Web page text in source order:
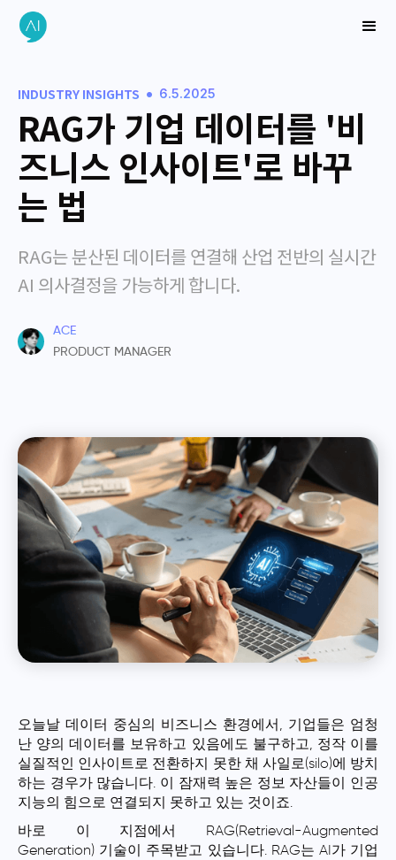
INDUSTRY INSIGHTS • 6.5.2025
RAG가 기업 데이터를 '비
즈니스 인사이트'로 바꾸
는 법
RAG는 분산된 데이터를 연결해 산업 전반의 실시간
AI 의사결정을 가능하게 합니다.
ACE
PRODUCT MANAGER
오늘날 데이터 중심의 비즈니스 환경에서, 기업들은 엄청
난 양의 데이터를 보유하고 있음에도 불구하고, 정작 이를
실질적인 인사이트로 전환하지 못한 채 사일로(silo)에 방치
하는 경우가 많습니다. 이 잠재력 높은 정보 자산들이 인공
지능의 힘으로 연결되지 못하고 있는 것이죠.
바로 이 지점에서 RAG(Retrieval-Augmented
Generation) 기술이 주목받고 있습니다. RAG는 AI가 기업